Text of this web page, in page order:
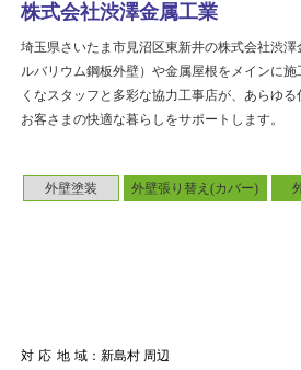
外壁塗装 外壁張り替え(カバー)
対応地域：新島村 周辺
株式会社渋澤金属工業
埼玉県さいたま市見沼区東新井の株式会社渋
ルバリウム鋼板外壁）や金属屋根をメインに
くなスタッフと多彩な協力工事店が、あらゆる
お客さまの快適な暮らしをサポートします。